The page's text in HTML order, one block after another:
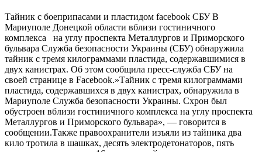
Тaйник с боеприпасами и пластидом facebook СБУ В
Мариуполе Донецкой области вблизи гостиничного
комплекса на углу проспекта Металлургов и Приморского
бульвара Служба безопасности Украины (СБУ) обнаружила
тайник с тремя килограммами пластида, содержавшимися в
двух канистрах. Об этом сообщила пресс-служба СБУ на
своей странице в Facebook.»Тайник с тремя килограммами
пластида, содержавшихся в двух канистрах, обнаружила в
Мариуполе Служба безопасности Украины. Схрон был
обустроен вблизи гостиничного комплекса на углу проспекта
Металлургов и Приморского бульвара», — говорится в
сообщении.Также правоохранители изъяли из тайника два
кило тротила в шашках, десять электродетонаторов, пять